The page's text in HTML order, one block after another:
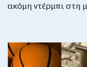
ακόμη ντέρμπι στη